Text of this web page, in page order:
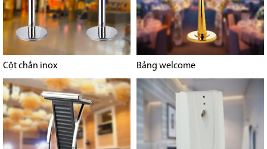
Cột chắn inox Bảng welcome